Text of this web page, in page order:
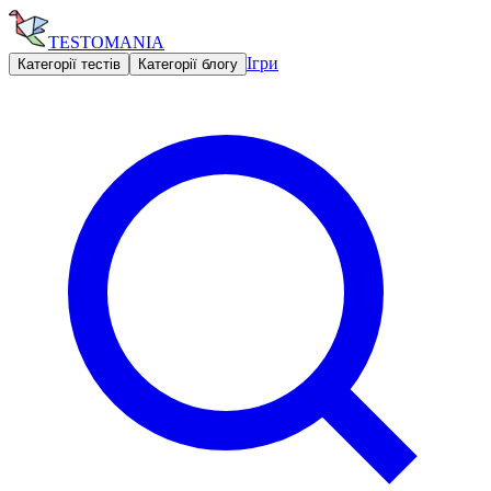
TESTOMANIA
Категорії тестів Категорії блогу Ігри